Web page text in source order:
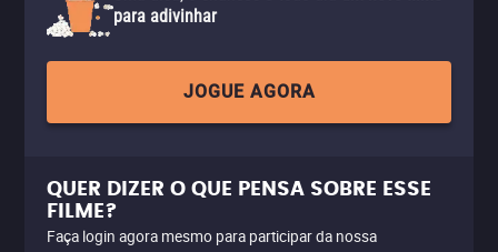
para adivinhar
JOGUE AGORA
QUER DIZER O QUE PENSA SOBRE ESSE
FILME?
Faça login agora mesmo para participar da nossa